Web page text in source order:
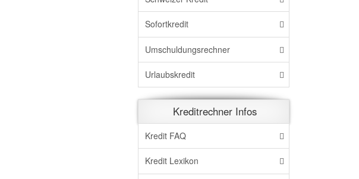
Sofortkredit
Umschuldungsrechner
Urlaubskredit
Kreditrechner Infos
Kredit FAQ
Kredit Lexikon